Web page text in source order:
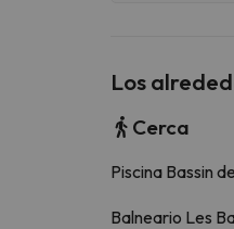
Los
Cerca
Piscina Bassin
Balneario Les